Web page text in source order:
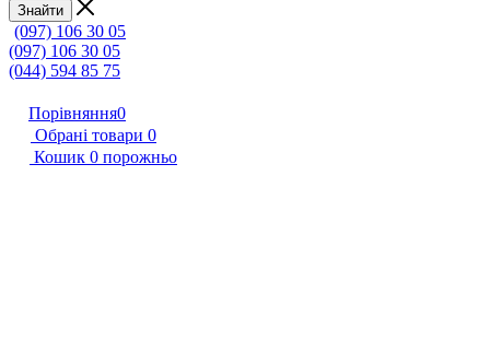
Знайти
(097) 106 30 05
(097) 106 30 05
(044) 594 85 75
Порівняння0
Обрані товари 0
Кошик 0 порожньо